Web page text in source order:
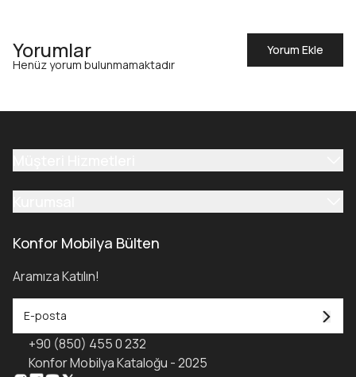
Yorumlar
Yorum Ekle
Henüz yorum bulunmamaktadır
Konfor Mobilya Bülten
Aramıza Katılın!
+90 (850) 455 0 232
Konfor Mobilya Kataloğu - 2025